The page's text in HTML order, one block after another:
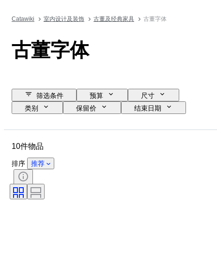
Catawiki 室内设计及装饰 古董及经典家具 古董字体
古董字体
筛选条件 预算
尺寸
类别
保留价
结束日期
款式
10件物品
排序 推荐